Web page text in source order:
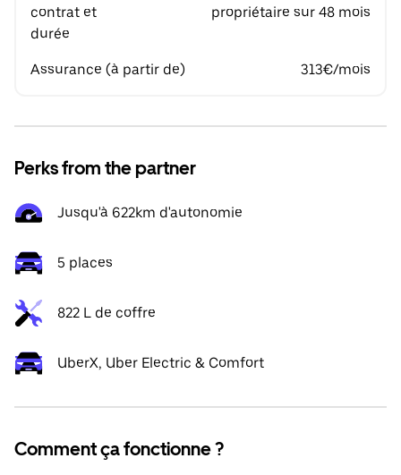
contrat et
durée
propriétaire sur 48 mois
Assurance (à partir de) 313€/mois
Perks from the partner
Jusqu'à 622km d'autonomie
5 places
822 L de coffre
UberX, Uber Electric & Comfort
Comment ça fonctionne ?